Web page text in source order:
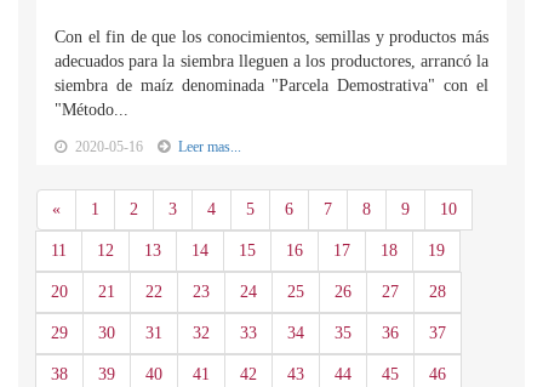
Con el fin de que los conocimientos, semillas y productos más
adecuados para la siembra lleguen a los productores, arrancó la
siembra de maíz denominada "Parcela Demostrativa" con el
"Método...
2020-05-16 Leer mas...
«Anterior
1 2 3 4 5 6 7 8 9 10
11 12 13 14 15 16 17 18 19
20 21 22 23 24 25 26 27 28
29 30 31 32 33 34 35 36 37
38 39 40 41 42 43 44 45 46